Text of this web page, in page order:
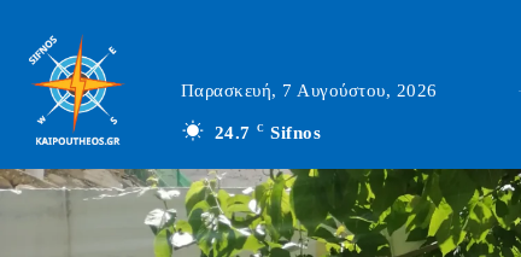
Παρασκευή, 7 Αυγούστου, 2026
24.7 C Sifnos